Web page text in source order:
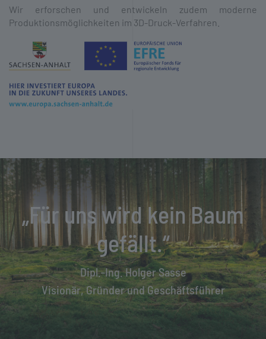
Wir erforschen und entwickeln zudem moderne
Produktions­möglichkeiten im 3D-Druck-Verfahren.
„Für uns wird kein Baum
gefällt.“
Dipl.-Ing. Holger Sasse
Visionär, Gründer und Geschäftsführer